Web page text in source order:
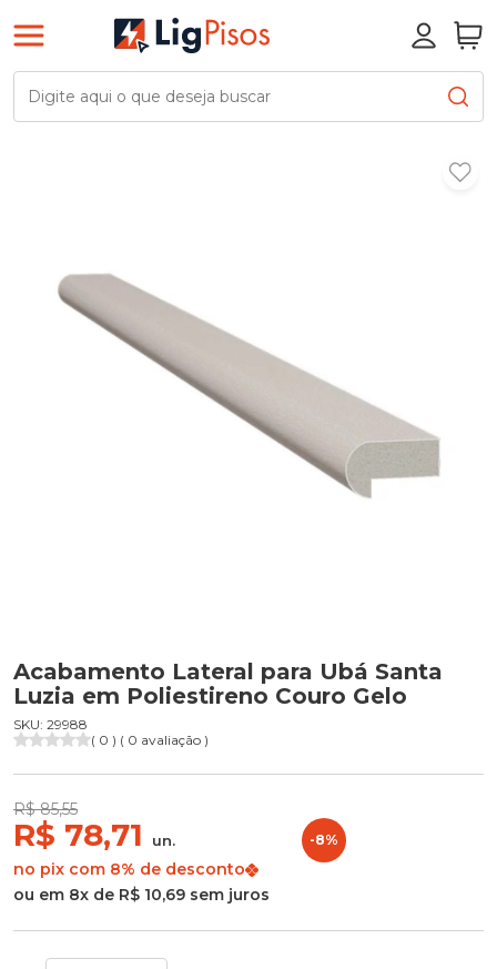
Acabamento Lateral para Ubá Santa
Luzia em Poliestireno Couro Gelo
SKU: 29988
( 0 ) ( 0 avaliação )
R$ 85,55
R$ 78,71 un.
no pix com 8% de desconto
-8%
ou em 8x de R$ 10,69 sem juros